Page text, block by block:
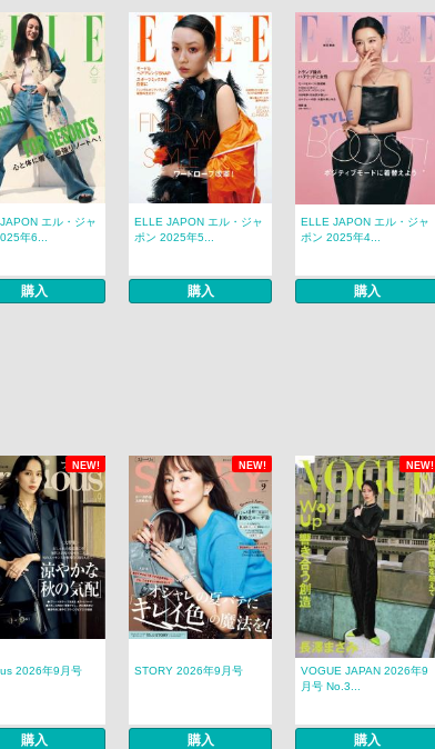
エル・ジャ
年6...
購入
ELLE JAPON エル・ジャ
ポン 2025年5...
購入
ELLE JAPON エル・ジャ
ポン 2025年4...
購入
NEW! NEW! NEW!
2026年9月号
購入
STORY 2026年9月号
購入
VOGUE JAPAN 2026年9
月号 No.3...
購入